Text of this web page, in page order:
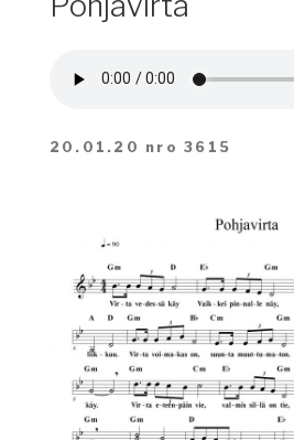
20.01.20 nro 3615